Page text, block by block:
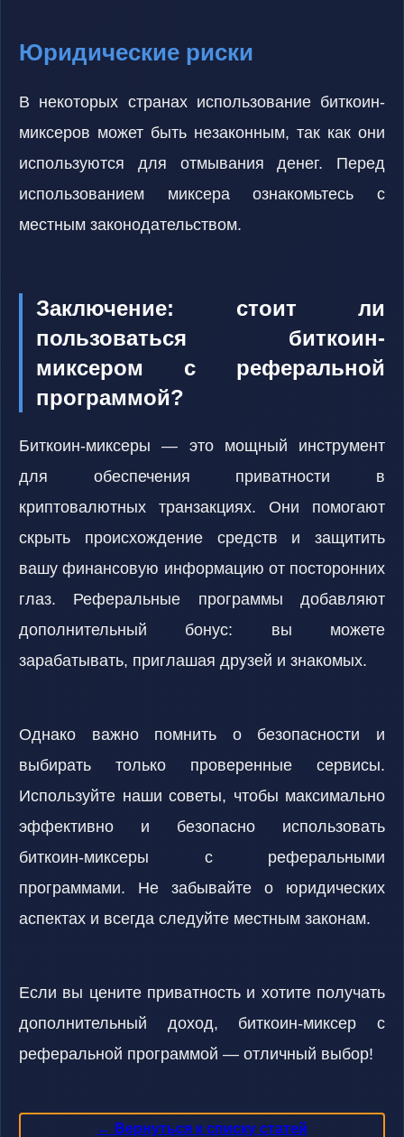
Юридические риски
В некоторых странах использование биткоин-
миксеров может быть незаконным, так как они
используются для отмывания денег. Перед
использованием миксера ознакомьтесь с
местным законодательством.
Заключение: стоит ли
пользоваться биткоин-
миксером с реферальной
программой?
Биткоин-миксеры — это мощный инструмент
для обеспечения приватности в
криптовалютных транзакциях. Они помогают
скрыть происхождение средств и защитить
вашу финансовую информацию от посторонних
глаз. Реферальные программы добавляют
дополнительный бонус: вы можете
зарабатывать, приглашая друзей и знакомых.
Однако важно помнить о безопасности и
выбирать только проверенные сервисы.
Используйте наши советы, чтобы максимально
эффективно и безопасно использовать
биткоин-миксеры с реферальными
программами. Не забывайте о юридических
аспектах и всегда следуйте местным законам.
Если вы цените приватность и хотите получать
дополнительный доход, биткоин-миксер с
реферальной программой — отличный выбор!
← Вернуться к списку статей